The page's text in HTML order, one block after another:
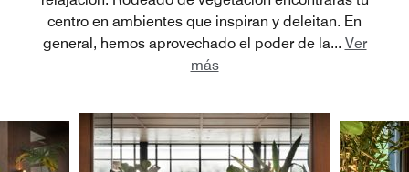
centro en ambientes que inspiran y deleitan. En
general, hemos aprovechado el poder de la... Ver
más